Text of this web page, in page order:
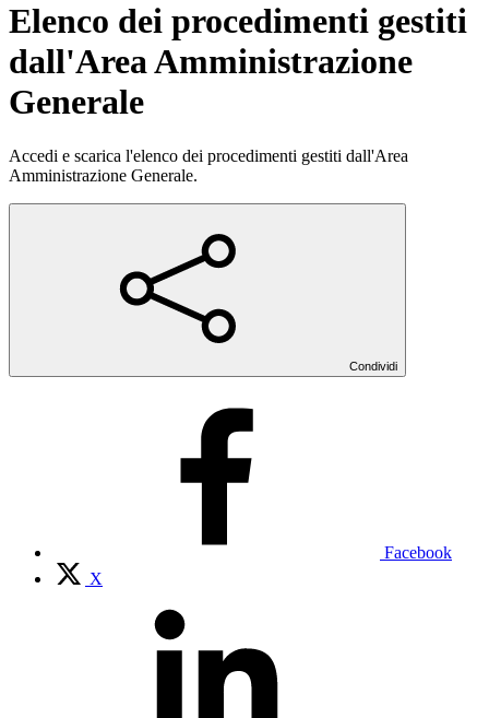
Elenco dei procedimenti gestiti
dall'Area Amministrazione
Generale
Accedi e scarica l'elenco dei procedimenti gestiti dall'Area
Amministrazione Generale.
Condividi
Facebook
X